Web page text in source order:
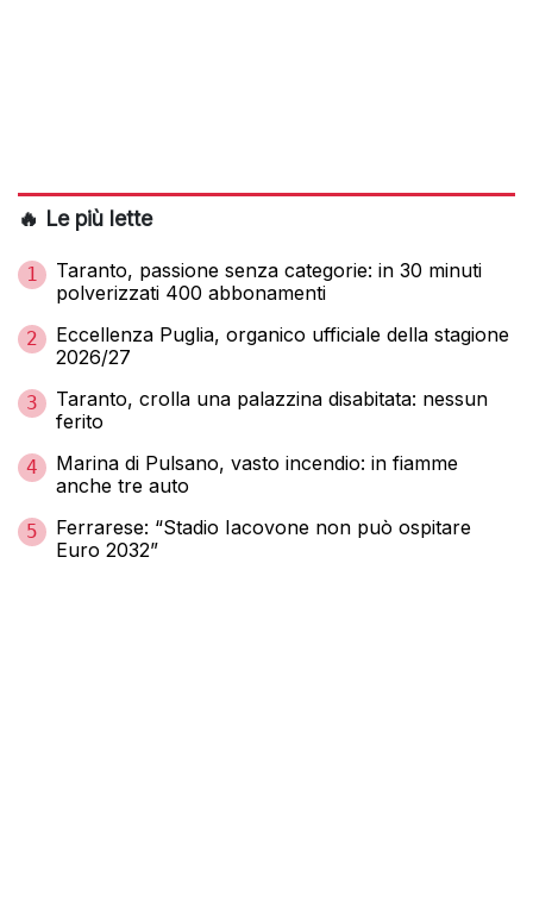
🔥 Le più lette
1
Taranto, passione senza categorie: in 30 minuti
polverizzati 400 abbonamenti
2
Eccellenza Puglia, organico ufficiale della stagione
2026/27
3
Taranto, crolla una palazzina disabitata: nessun
ferito
4
Marina di Pulsano, vasto incendio: in fiamme
anche tre auto
5
Ferrarese: “Stadio Iacovone non può ospitare
Euro 2032”